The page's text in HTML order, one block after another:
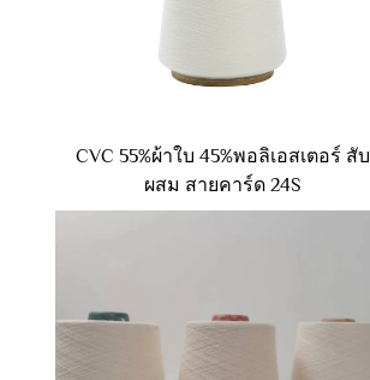
CVC 55%ผ้าใบ 45%พอลิเอสเตอร์ สับ
ผสม สายคาร์ด 24S